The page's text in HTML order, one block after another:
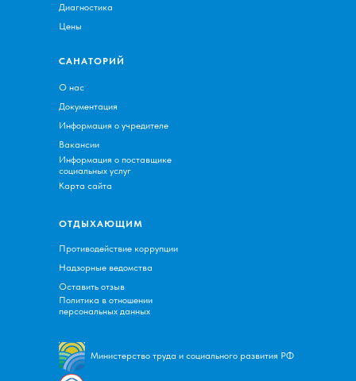
Диагностика
Цены
Министерство труда и социального развития РФ
САНАТОРИЙ
О нас
Документация
Информация о учредителе
Вакансии
ОТДЫХАЮЩИМ
Противодействие коррупции
Надзорные ведомства
Оставить отзыв
Информация о поставщике
социальных услуг
Политика в отношении
персональных данных
Карта сайта